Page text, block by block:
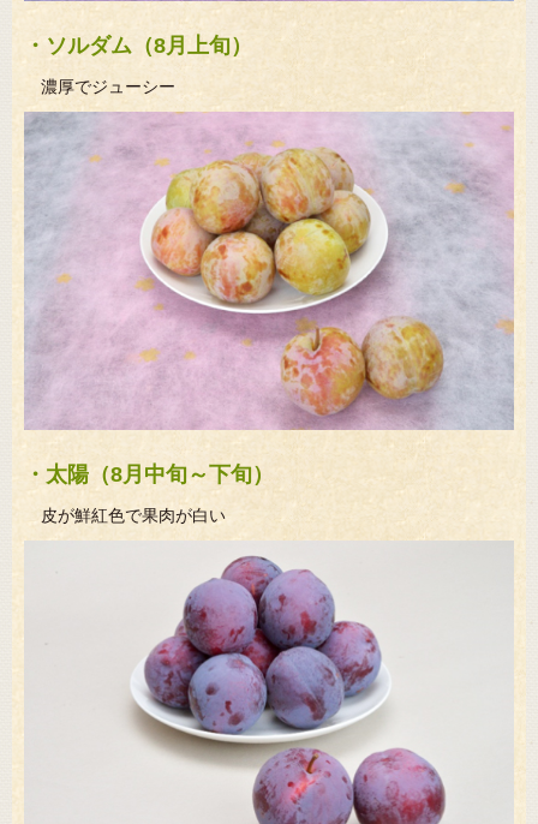
・ソルダム（8月上旬）
濃厚でジューシー
・太陽（8月中旬～下旬）
皮が鮮紅色で果肉が白い